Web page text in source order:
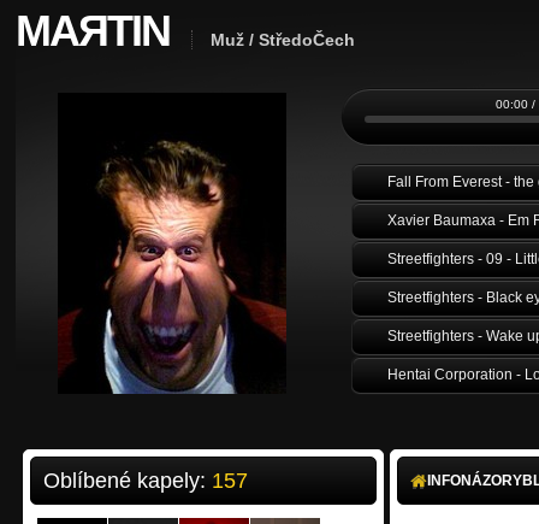
MAЯTIN Muž / StředoČech
00:00 /
Fall From Everest -
Streetfighters - 09 -
Streetfighters - Black
Streetfighters - Wake
Hentai Corporation -
Donnie Darko - Punk
mara jade - avaenna
Oblíbené kapely: 157 INFONÁZORY